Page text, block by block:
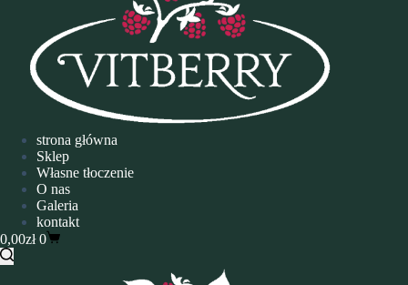
strona główna
Sklep
Własne tłoczenie
O nas
Galeria
kontakt
0,00zł 0